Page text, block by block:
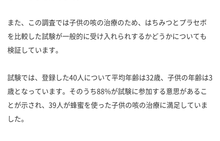
また、この調査では子供の咳の治療のため、はちみつとプラセボ
を比較した試験が一般的に受け入れられするかどうかについても
検証しています。
試験では、登録した40人について平均年齢は32歳、子供の年齢は3
歳となっています。そのうち88%が試験に参加する意思があるこ
とが示され、39人が蜂蜜を使った子供の咳の治療に満足していま
した。